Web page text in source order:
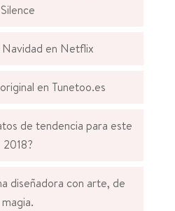
Silence
Navidad en Netflix
en Tunetoo.es
de tendencia para este
2018?
diseñadora con arte, de
magia.